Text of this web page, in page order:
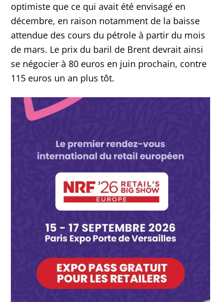
optimiste que ce qui avait été envisagé en
décembre, en raison notamment de la baisse
attendue des cours du pétrole à partir du mois
de mars. Le prix du baril de Brent devrait ainsi
se négocier à 80 euros en juin prochain, contre
115 euros un an plus tôt.